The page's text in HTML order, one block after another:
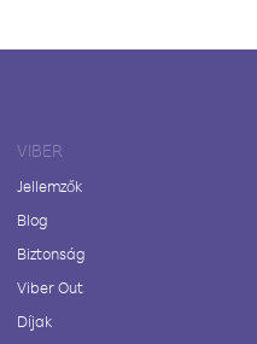
VIBER
Jellemzők
Blog
Biztonság
Viber Out
Díjak